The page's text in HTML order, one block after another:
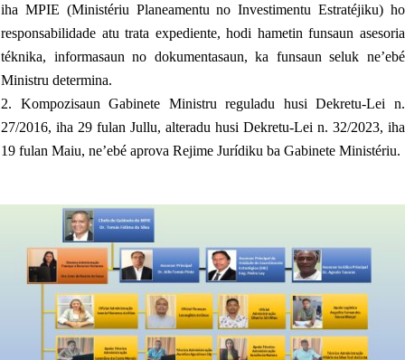
iha MPIE (Ministériu Planeamentu no Investimentu Estratéjiku) ho
responsabilidade atu trata expediente, hodi hametin funsaun asesoria
téknika, informasaun no dokumentasaun, ka funsaun seluk ne’ebé
Ministru determina.
Kompozisaun Gabinete Ministru reguladu husi Dekretu-Lei n.
27/2016, iha 29 fulan Jullu, alteradu husi Dekretu-Lei n. 32/2023, iha
19 fulan Maiu, ne’ebé aprova Rejime Jurídiku ba Gabinete Ministériu.